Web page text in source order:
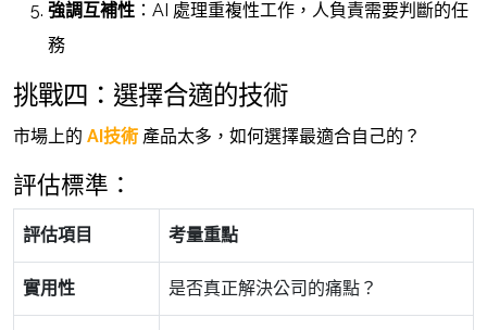
強調互補性 ：AI 處理重複性工作，人負責需要判斷的任
務
挑戰四：選擇合適的技術
市場上的 AI技術 產品太多，如何選擇最適合自己的？
評估標準：
評估項目 考量重點
實用性 是否真正解決公司的痛點？